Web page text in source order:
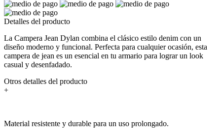
Detalles del producto
La Campera Jean Dylan combina el clásico estilo denim con un
diseño moderno y funcional. Perfecta para cualquier ocasión, esta
campera de jean es un esencial en tu armario para lograr un look
casual y desenfadado.
Otros detalles del producto
+
Material resistente y durable para un uso prolongado.